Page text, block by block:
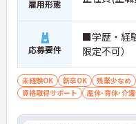
雇用形態
応募要件
■学歴・経
限定不可）
未経験OK 新卒OK 残業少なめ
資格取得サポート
産休･育休･介